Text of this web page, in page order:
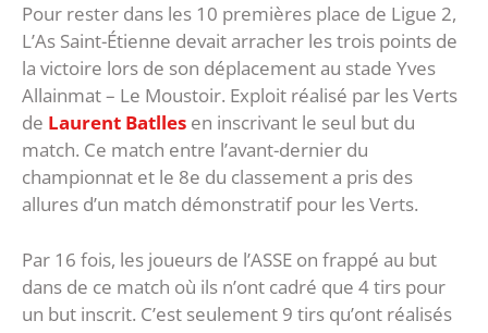
Pour rester dans les 10 premières place de Ligue 2,
L’As Saint-Étienne devait arracher les trois points de
la victoire lors de son déplacement au stade Yves
Allainmat – Le Moustoir. Exploit réalisé par les Verts
de Laurent Batlles en inscrivant le seul but du
match. Ce match entre l’avant-dernier du
championnat et le 8e du classement a pris des
allures d’un match démonstratif pour les Verts.
Par 16 fois, les joueurs de l’ASSE on frappé au but
dans de ce match où ils n’ont cadré que 4 tirs pour
un but inscrit. C’est seulement 9 tirs qu’ont réalisés